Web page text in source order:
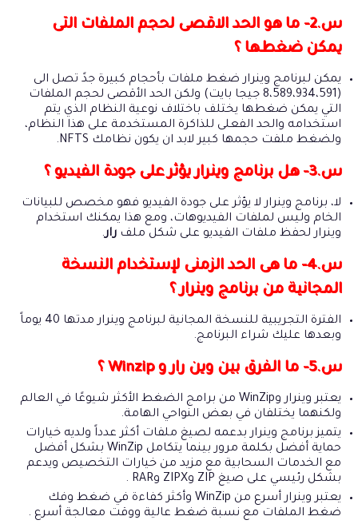
س.2- ما هو الحد الاقصى لحجم الملفات التى
يمكن ضغطها ؟
يمكن لبرنامج وينرار ضغط ملفات بأحجام كبيرة جدً تصل الى
(8،589،934،591 جيجا بايت) ولكن الحد الأقصى لحجم الملفات
التي يمكن ضغطها يختلف باختلاف نوعية النظام الذي يتم
استخدامه والحد الفعلى للذاكرة المستخدمة على هذا النظام،
ولضغط ملفت حجمها كبير لابد ان يكون نظامك NFTS.
س.3- هل برنامج وينرار يؤثر على جودة الفيديو ؟
لا، برنامج وينرار لا يؤثر على جودة الفيديو فهو مخصص للبيانات
الخام وليس لملفات الفيديوهات، ومع هذا يمكنك استخدام
وينرار لحفظ ملفات الفيديو على شكل ملف رار.
س.4- ما هى الحد الزمنى لإستخدام النسخة
المجانية من برنامج وينرار ؟
الفترة التجريبية للنسخة المجانية لبرنامج وينرار مدتها 40 يوماً
وبعدها عليك شراء البرنامج.
س.5- ما الفرق بين وين رار و Winzip ؟
يعتبر وينرار وWinZip من برامج الضغط الأكثر شيوعًا في العالم
ولكنهما يختلفان في بعض النواحي الهامة.
يتميز برنامج وينرار بدعمه لصيغ ملفات أكثر عدداً ولديه خيارات
حماية أفضل بكلمة مرور بينما يتكامل WinZip بشكل أفضل
مع الخدمات السحابية مع مزيد من خيارات التخصيص ويدعم
بشكل رئيسي على صيغ ZIP وZIPX وRAR .
يعتبر وينرار أسرع من WinZip وأكثر كفاءة في ضغط وفك
ضغط الملفات مع نسبة ضغط عالية ووقت معالجة أسرع .